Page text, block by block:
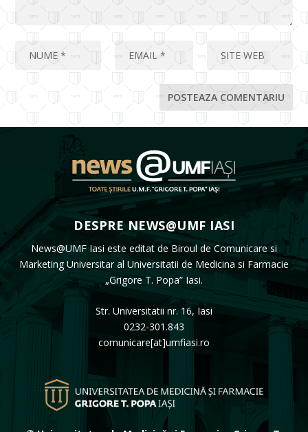
DESPRE NEWS@UMF IASI
News@UMF Iasi este editat de Biroul de Comunicare si
Marketing Universitar al Universitatii de Medicina si Farmacie
„Grigore T. Popa” Iasi.
Str. Universitatii nr. 16, Iasi
0232-301.843
comunicare[at]umfiasi.ro